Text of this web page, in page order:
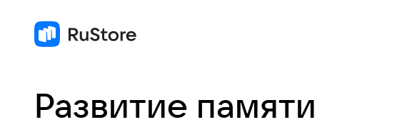
Развитие памяти